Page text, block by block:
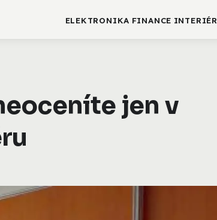
ELEKTRONIKA FINANCE INTERIÉR
jen v